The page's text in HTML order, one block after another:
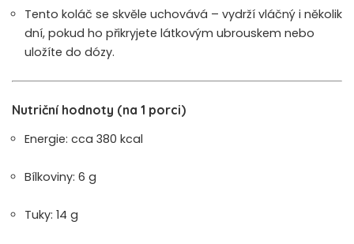
Tento koláč se skvěle uchovává – vydrží vláčný i několik
dní, pokud ho přikryjete látkovým ubrouskem nebo
uložíte do dózy.
Nutriční hodnoty (na 1 porci)
Energie: cca 380 kcal
Bílkoviny: 6 g
Tuky: 14 g